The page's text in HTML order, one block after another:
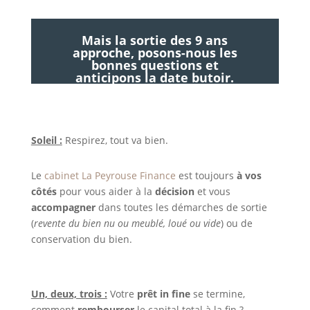
Mais la sortie des 9 ans
approche, posons-nous les
bonnes questions et
anticipons la date butoir.
Soleil : Respirez, tout va bien.
Le cabinet La Peyrouse Finance est toujours à vos
côtéspour vous aider à la décisionet vous
accompagnerdans toutes les démarches de sortie
(revente du bien nu ou meublé, loué ou vide) ou de
conservation du bien.
Un, deux, trois : Votre prêt in finese termine,